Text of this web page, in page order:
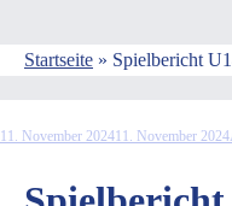
Startseite » Spielbericht
11. November 202411. November 2024